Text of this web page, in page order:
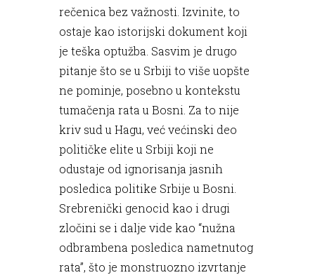
rečenica bez važnosti. Izvinite, to
ostaje kao istorijski dokument koji
je teška optužba. Sasvim je drugo
pitanje što se u Srbiji to više uopšte
ne pominje, posebno u kontekstu
tumačenja rata u Bosni. Za to nije
kriv sud u Hagu, već većinski deo
političke elite u Srbiji koji ne
odustaje od ignorisanja jasnih
posledica politike Srbije u Bosni.
Srebrenički genocid kao i drugi
zločini se i dalje vide kao “nužna
odbrambena posledica nametnutog
rata”, što je monstruozno izvrtanje